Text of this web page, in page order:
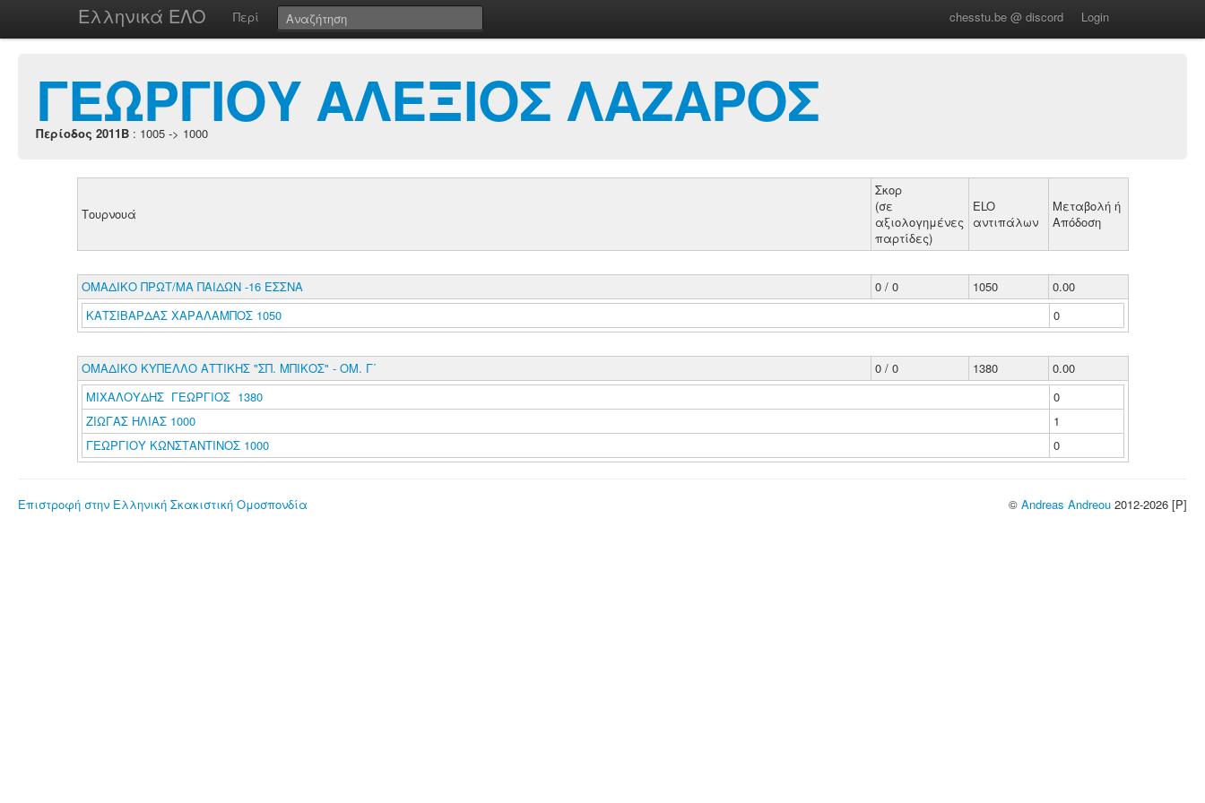
Ελληνικά ΕΛΟ Περί chesstu.be @ discord Login
ΓΕΩΡΓΙΟΥ ΑΛΕΞΙΟΣ ΛΑΖΑΡΟΣ
Περίοδος 2011B : 1005 -> 1000
Τουρνουά
Σκορ
(σε
αξιολογημένες
παρτίδες)
ELO
αντιπάλων
Μεταβολή ή
Απόδοση
ΟΜΑΔΙΚΟ ΠΡΩΤ/ΜΑ ΠΑΙΔΩΝ -16 ΕΣΣΝΑ 0 / 0 1050
0.00
ΚΑΤΣΙΒΑΡΔΑΣ ΧΑΡΑΛΑΜΠΟΣ 1050
0
ΟΜΑΔΙΚΟ ΚΥΠΕΛΛΟ ΑΤΤΙΚΗΣ "ΣΠ. ΜΠΙΚΟΣ" - ΟΜ. Γ΄ 0 / 0 1380
0.00
ΜΙΧΑΛΟΥΔΗΣ ΓΕΩΡΓΙΟΣ 1380
0
ΖΙΩΓΑΣ ΗΛΙΑΣ 1000
1
ΓΕΩΡΓΙΟΥ ΚΩΝΣΤΑΝΤΙΝΟΣ 1000
0
Επιστροφή στην Ελληνική Σκακιστική Ομοσπονδία © Andreas Andreou 2012-2026 [P]